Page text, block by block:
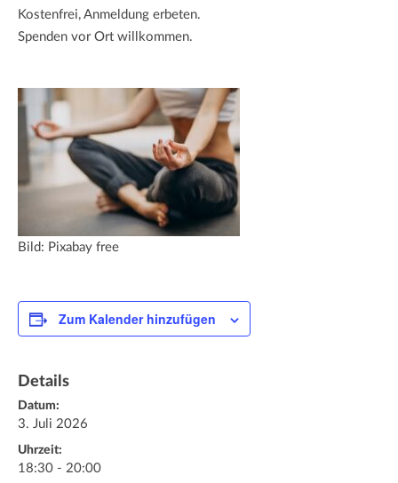
Kostenfrei, Anmeldung erbeten.
Spenden vor Ort willkommen.
Bild: Pixabay free
Zum Kalender hinzufügen
Details
Datum:
3. Juli 2026
Uhrzeit:
18:30 - 20:00